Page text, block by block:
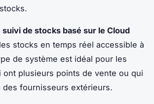
de stocks basé sur le Cloud
stocks en temps réel accessible à
de système est idéal pour les
ont plusieurs points de vente ou qui
des fournisseurs extérieurs.